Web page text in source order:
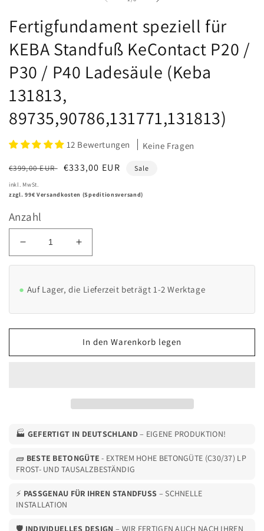
Fertigfundament speziell für
KEBA Standfuß KeContact P20 /
P30 / P40 Ladesäule (Keba
131813,
89735,90786,131771,131813)
12 Bewertungen Keine Fragen
Normaler
Preis
€399,00 EUR Verkaufspreis
€333,00 EUR Sale
inkl. MwSt.
zzgl. 99€ Versandkosten (Speditionsversand)
Anzahl
Verringere
die
für
Fertigfundament
KeContact
Ladesäule
131813,
89735,90786,131771,131813)
Erhöhe
die
für
Fertigfundament
Standfuß
KeContact
/
Ladesäule
131813,
89735,90786,131771,131813)
Auf Lager, die Lieferzeit beträgt 1-2 Werktage
In den Warenkorb legen
🏭 GEFERTIGT IN DEUTSCHLAND– EIGENE PRODUKTION!
🧱 BESTE BETONGÜTE- EXTREM HOHE BETONGÜTE (C30/37) LP
FROST- UND TAUSALZBESTÄNDIG
⚡ PASSGENAU FÜR IHREN STANDFUSS
– SCHNELLE
INSTALLATION
🛡️ INDIVIDUELLES DESIGN – WIR FERTIGEN AUCH NACH IHREN